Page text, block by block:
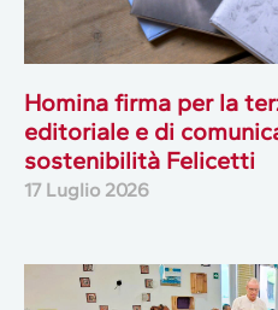
Homina firma per la
editoriale e di
sostenibilità Felicetti
17 Luglio 2026